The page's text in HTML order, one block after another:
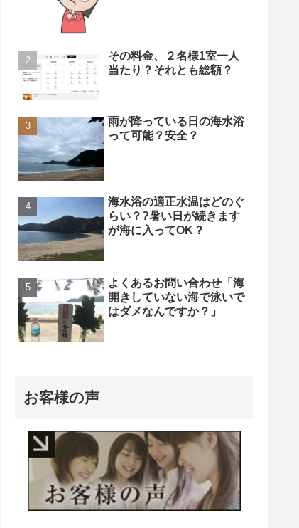
その料金、２名様1室一人
当たり？それとも総額？
雨が降っている日の海水浴
って可能？安全？
海水浴の適正水温はどのぐ
らい？?暑い日が続きます
が海に入ってOK？
よくあるお問い合わせ「海
開きしていない海で泳いで
はダメなんですか？」
お客様の声